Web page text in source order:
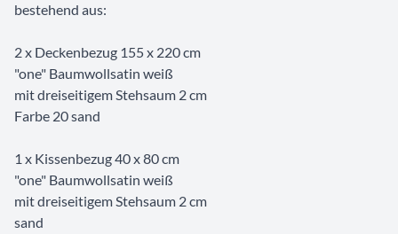
bestehend aus:
2 x Deckenbezug 155 x 220 cm
"one" Baumwollsatin weiß
mit dreiseitigem Stehsaum 2 cm
Farbe 20 sand
1 x Kissenbezug 40 x 80 cm
"one" Baumwollsatin weiß
mit dreiseitigem Stehsaum 2 cm
sand